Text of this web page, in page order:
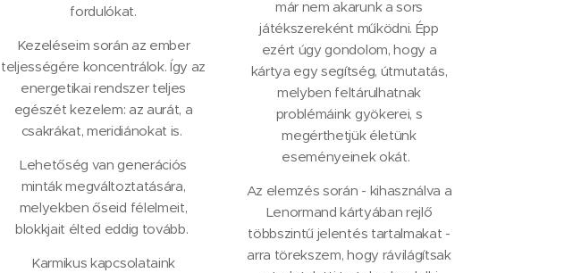
fordulókat.
Kezeléseim során az ember
teljességére koncentrálok. Így az
energetikai rendszer teljes
egészét kezelem: az aurát, a
csakrákat, meridiánokat is.
Lehetőség van generációs
minták megváltoztatására,
melyekben őseid félelmeit,
blokkjait élted eddig tovább.
Karmikus kapcsolataink
már nem akarunk a sors
játékszereként működni. Épp
ezért úgy gondolom, hogy a
kártya egy segítség, útmutatás,
melyben feltárulhatnak
problémáink gyökerei, s
megérthetjük életünk
eseményeinek okát.
Az elemzés során - kihasználva a
Lenormand kártyában rejlő
többszintű jelentés tartalmakat -
arra törekszem, hogy rávilágítsak